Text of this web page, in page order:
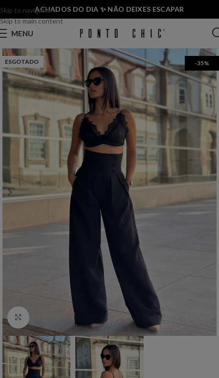
Skip to navigation
Skip to main content
ACHADOS DO DIA ✨ NÃO DEIXES ESCAPAR
MENU
ESGOTADO -35%
Click to enlarge